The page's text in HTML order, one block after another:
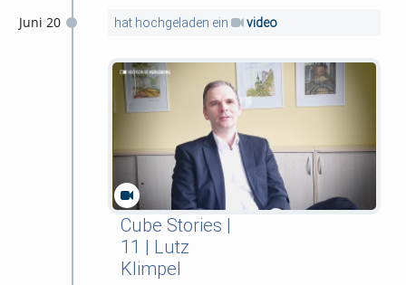
Juni 20 hat hochgeladen ein video
Cube Stories |
11 | Lutz
Klimpel